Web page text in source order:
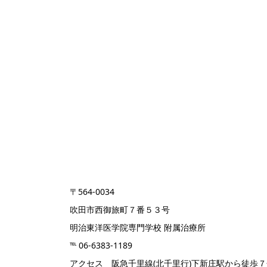
〒564-0034
吹田市西御旅町７番５３号
明治東洋医学院専門学校 附属治療所
℡ 06-6383-1189
アクセス 阪急千里線(北千里行)下新庄駅から徒歩